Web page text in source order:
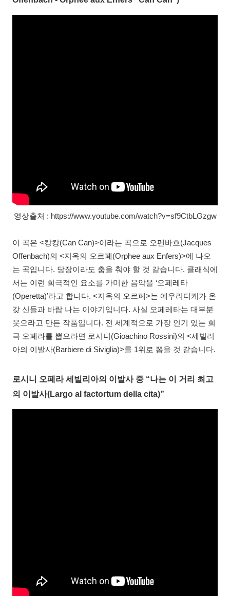
영상출처 : https://www.youtube.com/watch?v=sf9CtbLGzgw
이 곡은 <캉캉(Can Can)>이라는 곡으로 오펜바흐(Jacques
Offenbach)의 <지옥의 오르페(Orphee aux Enfers)>에 나오
는 곡입니다. 당장이라도 춤을 춰야 할 것 같습니다. 클래식에
서는 이런 희극적인 요소를 가미한 음악을 ‘오페레타
(Operetta)’라고 합니다. <지옥의 오르페>는 에우리디케가 온
갖 신들과 바람 나는 이야기입니다. 사실 오페레타는 대부분
웃으라고 만든 작품입니다. 전 세계적으로 가장 인기 있는 희
극 오페라를 뽑으라면 로시니(Gioachino Rossini)의 <세빌리
아의 이발사(Barbiere di Siviglia)>를 1위로 뽑을 것 같습니다.
로시니 오페라 세빌리아의 이발사 중 “나는 이 거리 최고
의 이발사(Largo al factortum della cita)”